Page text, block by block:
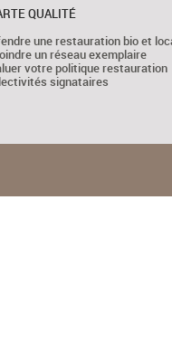
QUALITÉ
une restauration bio et
un réseau exemplaire
votre politique restauration
signataires